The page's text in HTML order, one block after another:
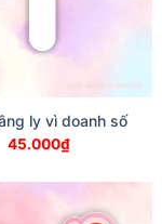
ly vì doanh số
45.000₫